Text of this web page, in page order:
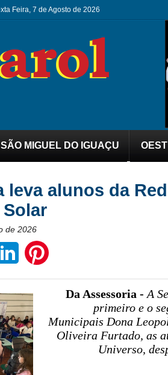
Feira, 7 de Agosto de 2026
SÃO MIGUEL DO IGUAÇU
leva alunos da
de 2026
Da Assessoria - A
primeiro e o
Municipais Dona
Oliveira Furtado, as
Universo,